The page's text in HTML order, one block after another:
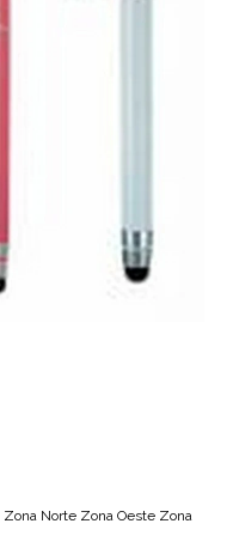
Zona Norte Zona Oeste Zona